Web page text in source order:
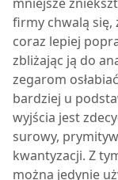
firmy chwalą się,
coraz lepiej
zbliżając ją do
zegarom
bardziej u
wyjścia jest
surowy,
kwantyzacji. Z
można jedynie